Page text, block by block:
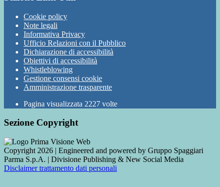
Cookie policy
Note legali
Informativa Privacy
Ufficio Relazioni con il Pubblico
Dichiarazione di accessibilità
Obiettivi di accessibilità
Whistleblowing
Gestione consensi cookie
Amministrazione trasparente
Pagina visualizzata 2227 volte
Sezione Copyright
Copyright 2026 | Engineered and powered by Gruppo Spaggiari
Parma S.p.A. | Divisione Publishing & New Social Media
Disclaimer trattamento dati personali